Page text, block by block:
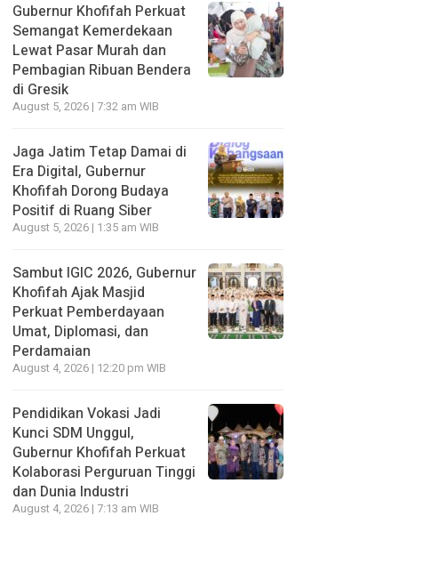
Gubernur Khofifah Perkuat
Semangat Kemerdekaan
Lewat Pasar Murah dan
Pembagian Ribuan Bendera
di Gresik
August 5, 2026 | 7:32 am WIB
Jaga Jatim Tetap Damai di
Era Digital, Gubernur
Khofifah Dorong Budaya
Positif di Ruang Siber
August 5, 2026 | 1:35 am WIB
Sambut IGIC 2026, Gubernur
Khofifah Ajak Masjid
Perkuat Pemberdayaan
Umat, Diplomasi, dan
Perdamaian
August 4, 2026 | 12:20 pm WIB
Pendidikan Vokasi Jadi
Kunci SDM Unggul,
Gubernur Khofifah Perkuat
Kolaborasi Perguruan Tinggi
dan Dunia Industri
August 4, 2026 | 7:13 am WIB